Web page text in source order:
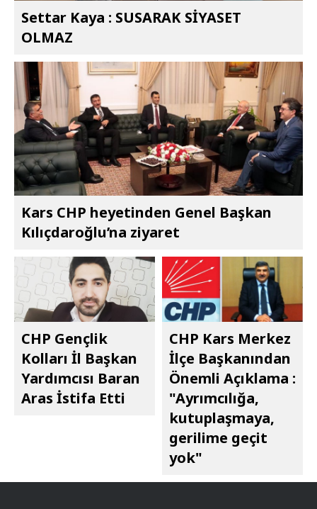
Settar Kaya : SUSARAK SİYASET
OLMAZ
Kars CHP heyetinden Genel Başkan
Kılıçdaroğlu’na ziyaret
CHP Gençlik
Kolları İl Başkan
Yardımcısı Baran
Aras İstifa Etti
CHP Kars Merkez
İlçe Başkanından
Önemli Açıklama :
"Ayrımcılığa,
kutuplaşmaya,
gerilime geçit
yok"